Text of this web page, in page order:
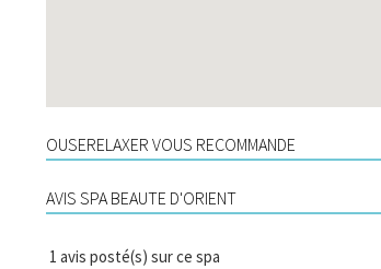
OUSERELAXER VOUS RECOMMANDE
AVIS SPA BEAUTE D'ORIENT
1 avis posté(s) sur ce spa